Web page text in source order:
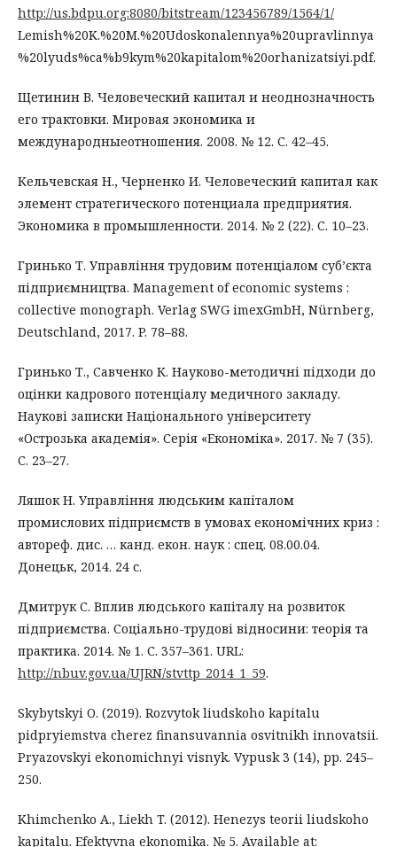
http://us.bdpu.org:8080/bitstream/123456789/1564/1/
Lemish%20K.%20M.%20Udoskonalennya%20upravlinnya
%20lyuds%ca%b9kym%20kapitalom%20orhanizatsiyi.pdf.
Щетинин В. Человеческий капитал и неоднозначность
его трактовки. Мировая экономика и
международныеотношения. 2008. № 12. С. 42–45.
Кельчевская Н., Черненко И. Человеческий капитал как
элемент стратегического потенциала предприятия.
Экономика в промышленности. 2014. № 2 (22). С. 10–23.
Гринько Т. Управління трудовим потенціалом суб’єкта
підприємництва. Management of economic systems :
сollective monograph. Verlag SWG imexGmbH, Nürnberg,
Deutschland, 2017. P. 78–88.
Гринько Т., Савченко К. Науково-методичні підходи до
оцінки кадрового потенціалу медичного закладу.
Наукові записки Національного університету
«Острозька академія». Серія «Економіка». 2017. № 7 (35).
С. 23–27.
Ляшок Н. Управління людським капіталом
промислових підприємств в умовах економічних криз :
автореф. дис. … канд. екон. наук : спец. 08.00.04.
Донецьк, 2014. 24 с.
Дмитрук С. Вплив людського капіталу на розвиток
підприємства. Соціально-трудові відносини: теорія та
практика. 2014. № 1. С. 357–361. URL:
http://nbuv.gov.ua/UJRN/stvttp_2014_1_59.
Skybytskyi O. (2019). Rozvytok liudskoho kapitalu
pidpryiemstva cherez finansuvannia osvitnikh innovatsii.
Pryazovskyi ekonomichnyi visnyk. Vypusk 3 (14), pp. 245–
250.
Khimchenko A., Liekh T. (2012). Henezys teorii liudskoho
kapitalu. Efektyvna ekonomika. № 5. Available at: